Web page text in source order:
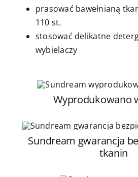
prasować bawełnianą
110 st.
stosować delikatne
wybielaczy
Wyprodukowano
Sundream gwarancja
tkanin